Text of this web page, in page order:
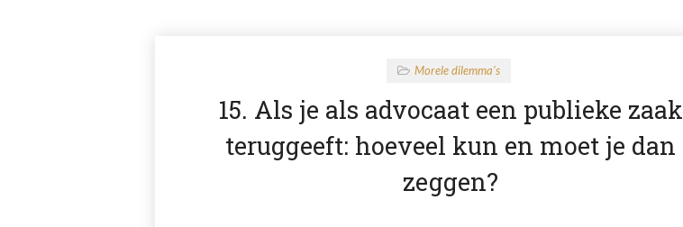
Morele dilemma's
15. Als je als advocaat een publieke zaak
teruggeeft: hoeveel kun en moet je dan
zeggen?